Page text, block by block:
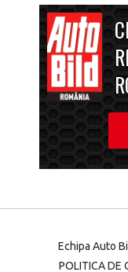
Echipa Auto
POLITICA DE